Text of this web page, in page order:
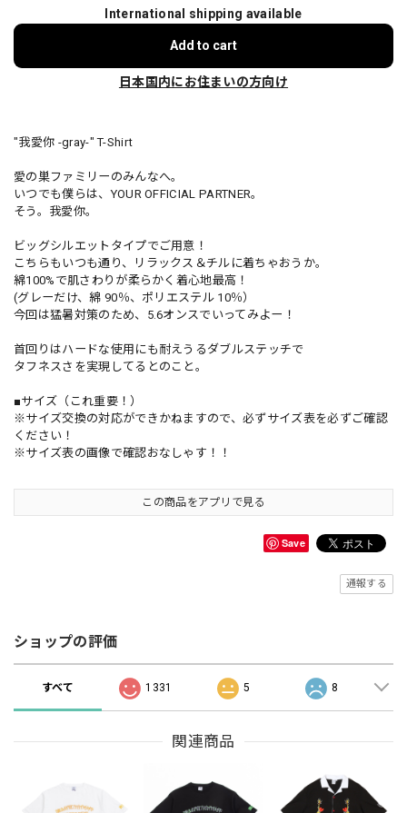
International shipping available
Add to cart
日本国内にお住まいの方向け
"我愛你 -gray-" T-Shirt
愛の巣ファミリーのみんなへ。
いつでも僕らは、YOUR OFFICIAL PARTNER。
そう。我愛你。
ビッグシルエットタイプでご用意！
こちらもいつも通り、リラックス＆チルに着ちゃおうか。
綿100%で肌さわりが柔らかく着心地最高！
(グレーだけ、綿 90％、ポリエステル 10％）
今回は猛暑対策のため、5.6オンスでいってみよー！
首回りはハードな使用にも耐えうるダブルステッチで
タフネスさを実現してるとのこと。
■サイズ（これ重要！）
※サイズ交換の対応ができかねますので、必ずサイズ表を必ずご確認
ください！
※サイズ表の画像で確認おなしゃす！！
この商品をアプリで見る
Save
通報する
ショップの評価
すべて 1331 5 8
関連商品